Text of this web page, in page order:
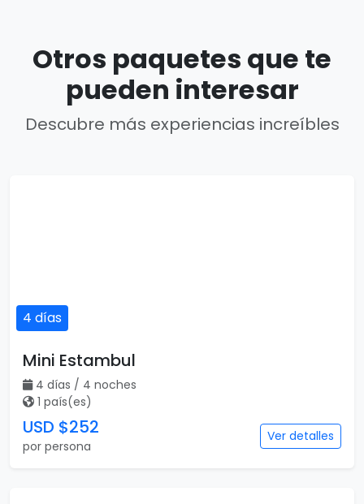
Otros paquetes que te
pueden interesar
Descubre más experiencias increíbles
4 días
Mini Estambul
4 días / 4 noches
1 país(es)
USD $252
por persona
Ver detalles